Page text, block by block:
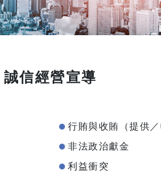
誠信經營宣導
行賄與收賄（提供
非法政治獻金
利益衝突